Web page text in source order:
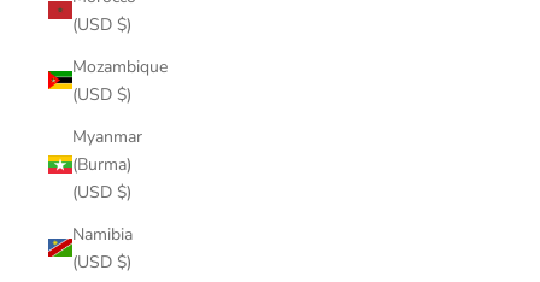
(USD $)
Mozambique
(USD $)
Myanmar
(Burma)
(USD $)
Namibia
(USD $)